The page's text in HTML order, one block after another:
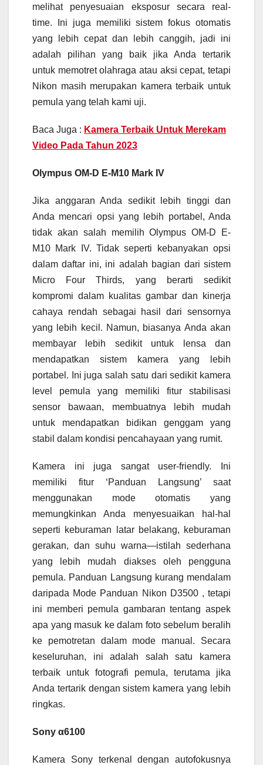
melihat penyesuaian eksposur secara real-
time. Ini juga memiliki sistem fokus otomatis
yang lebih cepat dan lebih canggih, jadi ini
adalah pilihan yang baik jika Anda tertarik
untuk memotret olahraga atau aksi cepat, tetapi
Nikon masih merupakan kamera terbaik untuk
pemula yang telah kami uji.
Baca Juga : Kamera Terbaik Untuk Merekam
Video Pada Tahun 2023
Olympus OM-D E-M10 Mark IV
Jika anggaran Anda sedikit lebih tinggi dan
Anda mencari opsi yang lebih portabel, Anda
tidak akan salah memilih Olympus OM-D E-
M10 Mark IV. Tidak seperti kebanyakan opsi
dalam daftar ini, ini adalah bagian dari sistem
Micro Four Thirds, yang berarti sedikit
kompromi dalam kualitas gambar dan kinerja
cahaya rendah sebagai hasil dari sensornya
yang lebih kecil. Namun, biasanya Anda akan
membayar lebih sedikit untuk lensa dan
mendapatkan sistem kamera yang lebih
portabel. Ini juga salah satu dari sedikit kamera
level pemula yang memiliki fitur stabilisasi
sensor bawaan, membuatnya lebih mudah
untuk mendapatkan bidikan genggam yang
stabil dalam kondisi pencahayaan yang rumit.
Kamera ini juga sangat user-friendly. Ini
memiliki fitur ‘Panduan Langsung’ saat
menggunakan mode otomatis yang
memungkinkan Anda menyesuaikan hal-hal
seperti keburaman latar belakang, keburaman
gerakan, dan suhu warna—istilah sederhana
yang lebih mudah diakses oleh pengguna
pemula. Panduan Langsung kurang mendalam
daripada Mode Panduan Nikon D3500 , tetapi
ini memberi pemula gambaran tentang aspek
apa yang masuk ke dalam foto sebelum beralih
ke pemotretan dalam mode manual. Secara
keseluruhan, ini adalah salah satu kamera
terbaik untuk fotografi pemula, terutama jika
Anda tertarik dengan sistem kamera yang lebih
ringkas.
Sony α6100
Kamera Sony terkenal dengan autofokusnya